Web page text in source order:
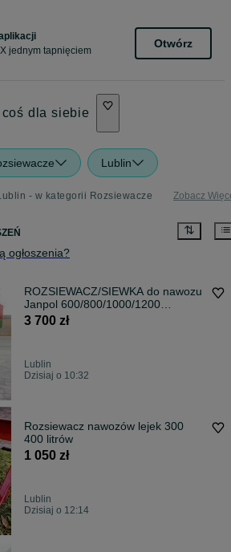
jednym tapnięciem
Otwórz
dla siebie
Lublin
- w kategorii Rozsiewacze Zobacz
ogłoszenia?
ROZSIEWACZ/SIEWKA do nawozu
Janpol 600/800/1000/1200
dwutalerzowy hyd.
3 700 zł
Lublin
Dzisiaj o 10:32
Rozsiewacz nawozów lejek 300
400 litrów
1 050 zł
Lublin
Dzisiaj o 12:14